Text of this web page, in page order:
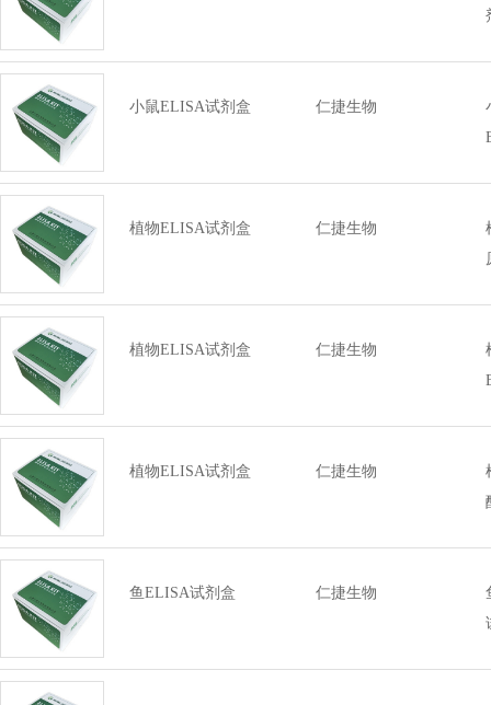
小鼠ELISA试剂盒 仁捷生物
植物ELISA试剂盒 仁捷生物
植物ELISA试剂盒 仁捷生物
植物ELISA试剂盒 仁捷生物
鱼ELISA试剂盒 仁捷生物